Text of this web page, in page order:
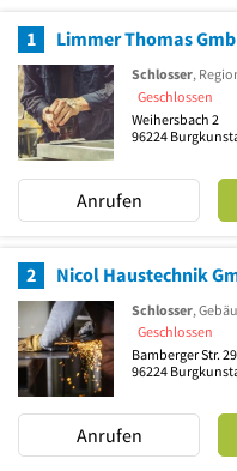
1 Limmer Thomas
Schlosser,
Geschlossen
Weihersbach 2
96224
Anrufen
2 Nicol Haustechnik
Schlosser,
Geschlossen
Bamberger Str. 29
96224
Anrufen